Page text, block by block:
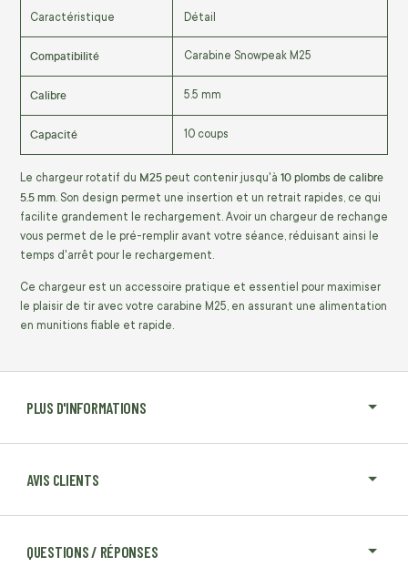
PLUS D'INFORMATIONS
AVIS CLIENTS
QUESTIONS / RÉPONSES
Caractéristique Détail
Compatibilité Carabine Snowpeak M25
Calibre 5.5 mm
Capacité 10 coups
Le chargeur rotatif du M25 peut contenir jusqu'à 10 plombs de calibre
5.5 mm . Son design permet une insertion et un retrait rapides, ce qui
facilite grandement le rechargement. Avoir un chargeur de rechange
vous permet de le pré-remplir avant votre séance, réduisant ainsi le
temps d'arrêt pour le rechargement.
Ce chargeur est un accessoire pratique et essentiel pour maximiser
le plaisir de tir avec votre carabine M25, en assurant une alimentation
en munitions fiable et rapide.